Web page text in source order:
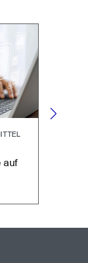
auf